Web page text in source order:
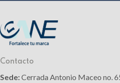
Contacto
Sede:Cerrada Antonio Maceo no.